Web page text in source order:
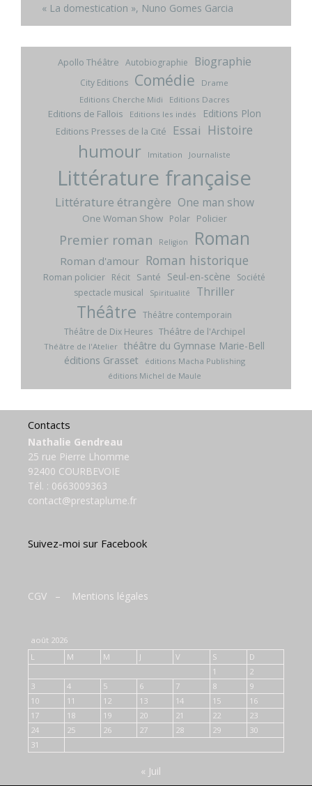
« La domestication », Nuno Gomes Garcia
Apollo Théâtre Autobiographie Biographie
City Editions Comédie
Drame
Editions Cherche Midi
Editions Dacres
Editions de Fallois Editions les indés Editions Plon
Editions Presses de la Cité Essai Histoire
humour Imitation Journaliste
Littérature française
Littérature étrangère One man show
One Woman Show Polar Policier
Premier roman Religion Roman
Roman d'amour Roman historique
Roman policier Récit Santé Seul-en-scène
Société
spectacle musical
Spiritualité Thriller
Théâtre Théâtre contemporain
Théâtre de Dix Heures Théâtre de l'Archipel
Théâtre de l'Atelier théâtre du Gymnase Marie-Bell
éditions Grasset
éditions Macha Publishing
éditions Michel de Maule
Contacts
Nathalie Gendreau
25 rue Pierre Lhomme
92400 COURBEVOIE
Tél. : 0663009363
contact@prestaplume.fr
Suivez-moi sur Facebook
CGV – Mentions légales
août 2026
L
M M J V S
D
1
2
3
4 5 6 7 8
9
10
11 12 13 14 15
16
17
18 19 20 21 22
23
24
25 26 27 28 29
30
31
« Juil